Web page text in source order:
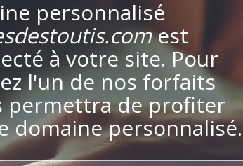
personnalisé
est
à votre site. Pour
l'un de nos forfaits
permettra de profiter
domaine personnalisé.